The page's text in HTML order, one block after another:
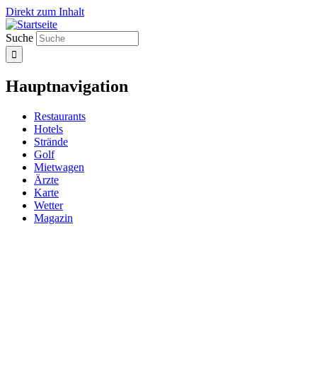
Direkt zum Inhalt
Suche
Hauptnavigation
Restaurants
Hotels
Strände
Golf
Mietwagen
Ärzte
Karte
Wetter
Magazin